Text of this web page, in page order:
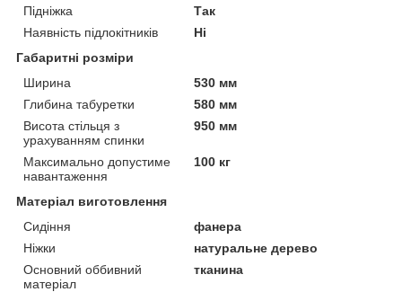
Підніжка
Так
Наявність підлокітників
Ні
Габаритні розміри
Ширина
530 мм
Глибина табуретки
580 мм
Висота стільця з
урахуванням спинки
950 мм
Максимально допустиме
навантаження
100 кг
Матеріал виготовлення
Сидіння
фанера
Ніжки
натуральне дерево
Основний оббивний
матеріал
тканина